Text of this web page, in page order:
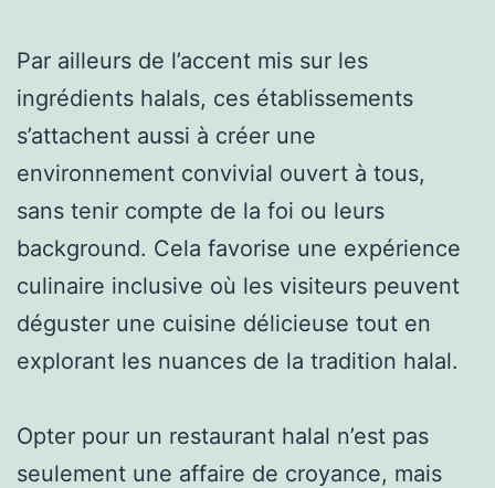
Par ailleurs de l’accent mis sur les
ingrédients halals, ces établissements
s’attachent aussi à créer une
environnement convivial ouvert à tous,
sans tenir compte de la foi ou leurs
background. Cela favorise une expérience
culinaire inclusive où les visiteurs peuvent
déguster une cuisine délicieuse tout en
explorant les nuances de la tradition halal.
Opter pour un restaurant halal n’est pas
seulement une affaire de croyance, mais